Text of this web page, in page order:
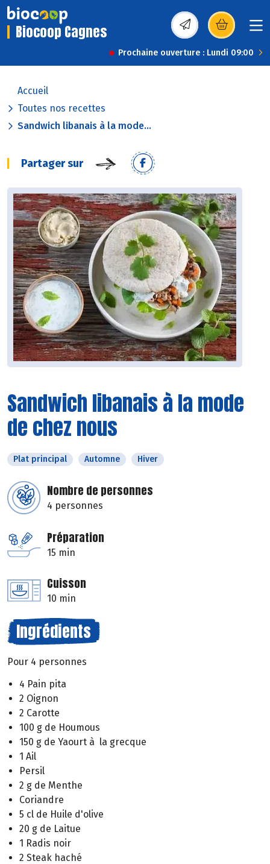
Biocoop Cagnes (s’ouvre dans une
Prochaine ouverture : Lundi 09:00
Accueil
Toutes nos recettes
Sandwich libanais à la mode...
Partager sur
Sandwich libanais à la mode
de chez nous
Plat principal Automne Hiver
Nombre de personnes
4 personnes
Préparation
15 min
Cuisson
10 min
Ingrédients
Pour 4 personnes
4 Pain pita
2 Oignon
2 Carotte
100 g de Houmous
150 g de Yaourt à la grecque
1 Ail
Persil
2 g de Menthe
Coriandre
5 cl de Huile d'olive
20 g de Laitue
1 Radis noir
2 Steak haché